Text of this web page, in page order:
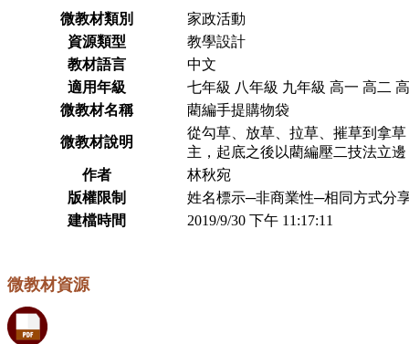
微教材類別
家政活動
資源類型
教學設計
教材語言
中文
適用年級
七年級 八年級 九年級 高一 高二
微教材名稱
藺編手提購物袋
微教材說明
從勾草、放草、拉草、摧草到拿
主，起底之後以藺編壓二技法立
作者
林秋宛
版權限制
姓名標示─非商業性─相同方式分
建檔時間
2019/9/30 下午 11:17:11
微教材資源